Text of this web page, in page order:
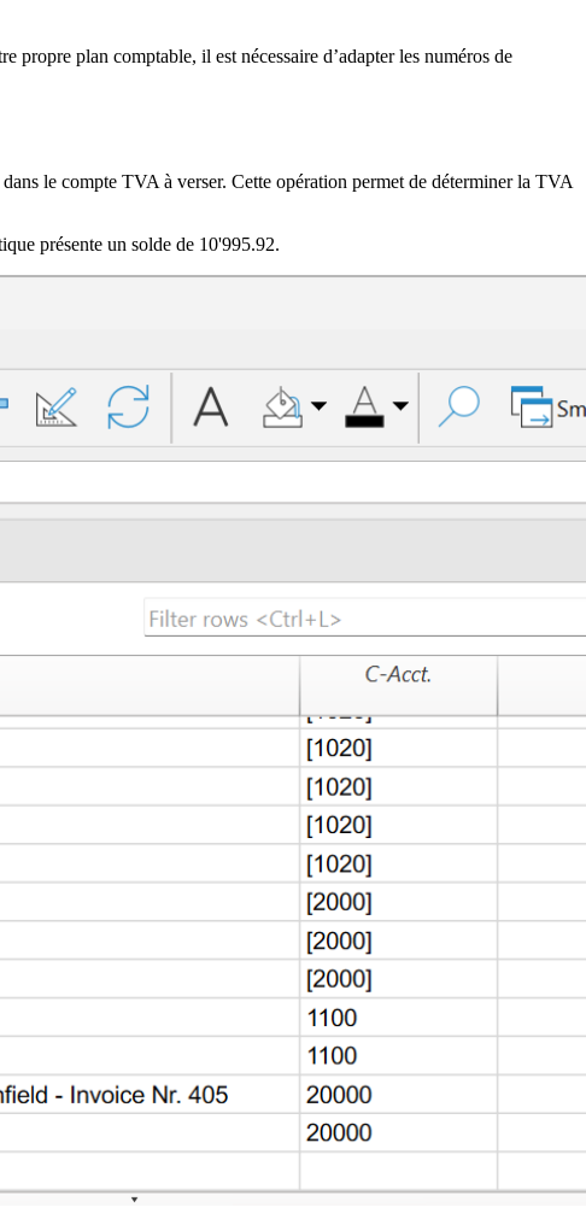
propre plan comptable, il est nécessaire d’adapter les numéros de
le compte TVA à verser. Cette opération permet de déterminer la TVA
présente un solde de 10'995.92.